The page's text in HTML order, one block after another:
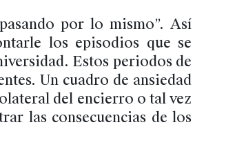
por lo mismo”. Así
los episodios que se
Estos periodos de
Un cuadro de ansiedad
del encierro o tal vez
las consecuencias de los